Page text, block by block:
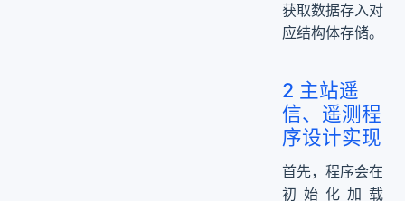
获取数据存入对
应结构体存储。
2 主站遥
信、遥测程
序设计实现
首先，程序会在
初始化加载